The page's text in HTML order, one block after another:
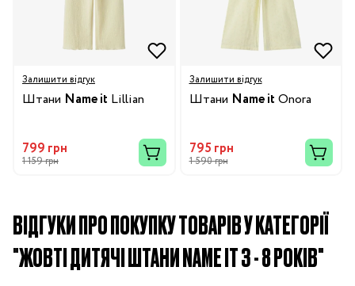
Залишити відгук
Штани Name it Lillian
799 грн
1 159 грн
Залишити відгук
Штани Name it Onora
795 грн
1 590 грн
ВІДГУКИ ПРО ПОКУПКУ ТОВАРІВ У КАТЕГОРІЇ
"ЖОВТІ ДИТЯЧІ ШТАНИ NAME IT 3 - 8 РОКІВ"